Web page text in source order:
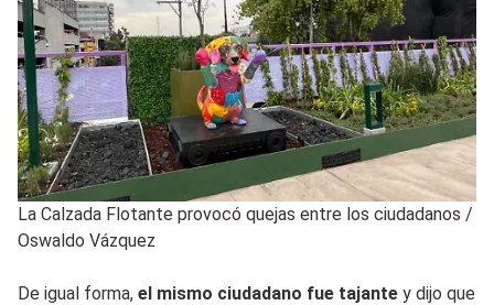
La Calzada Flotante provocó quejas entre los ciudadanos /
Oswaldo Vázquez
De igual forma, el mismo ciudadano fue tajante y dijo que